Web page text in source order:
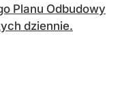
Planu Odbudowy
dziennie.